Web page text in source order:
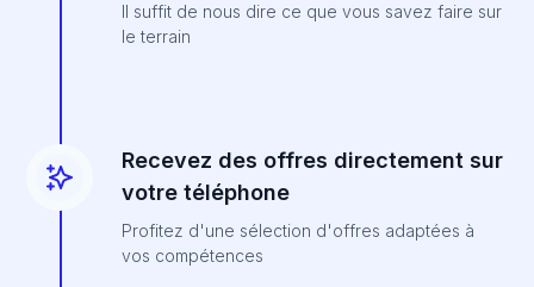
Il suffit de nous dire ce que vous savez faire sur
le terrain
Recevez des offres directement sur
votre téléphone
Profitez d'une sélection d'offres adaptées à
vos compétences